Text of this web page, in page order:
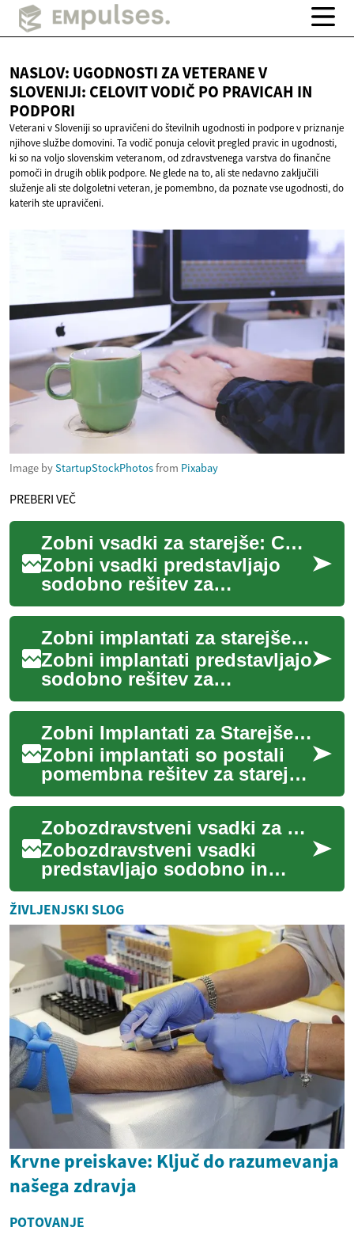
NASLOV: UGODNOSTI ZA VETERANE V
SLOVENIJI: CELOVIT VODIČ PO PRAVICAH IN
PODPORI
Veterani v Sloveniji so upravičeni do številnih ugodnosti in podpore v priznanje
njihove službe domovini. Ta vodič ponuja celovit pregled pravic in ugodnosti,
ki so na voljo slovenskim veteranom, od zdravstvenega varstva do finančne
pomoči in drugih oblik podpore. Ne glede na to, ali ste nedavno zaključili
služenje ali ste dolgoletni veteran, je pomembno, da poznate vse ugodnosti, do
katerih ste upravičeni.
Image byStartupStockPhotosfrom Pixabay
PREBERI VEČ
Zobni vsadki za starejše: Celovit vodič po možnostih in postopkih
Zobni vsadki predstavljajo
sodobno rešitev za
nadomestitev manjkajočih
zob pri starejših osebah. Ta
trajni pristop k ...
Zobni implantati za starejše: Celovit vodič po sodobnem zobozdravstvu
Zobni implantati predstavljajo
sodobno rešitev za
nadomeščanje manjkajočih
zob pri starejših osebah. Ta
napredna zobn...
Zobni Implantati za Starejše: Celovit Vodič po Sodobnem Zobozdravstvu
Zobni implantati so postali
pomembna rešitev za starejše
osebe, ki se soočajo z izgubo
zob. Ta sodobna
zobozdravstven...
Zobozdravstveni vsadki za starejše: Celovit vodič po možnostih in prednostih
Zobozdravstveni vsadki
predstavljajo sodobno in
učinkovito rešitev za starejše
osebe, ki se soočajo z izgubo
zob. Ta ...
ŽIVLJENJSKI SLOG
Krvne preiskave: Ključ do razumevanja
našega zdravja
POTOVANJE